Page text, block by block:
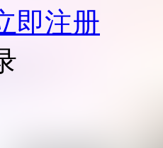
即注册